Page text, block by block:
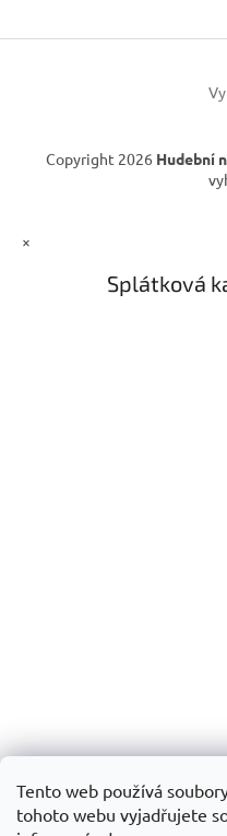
Tento web používá
tohoto webu vyjadřujete
í
Copyright 2026 Hudební
×
Splátková